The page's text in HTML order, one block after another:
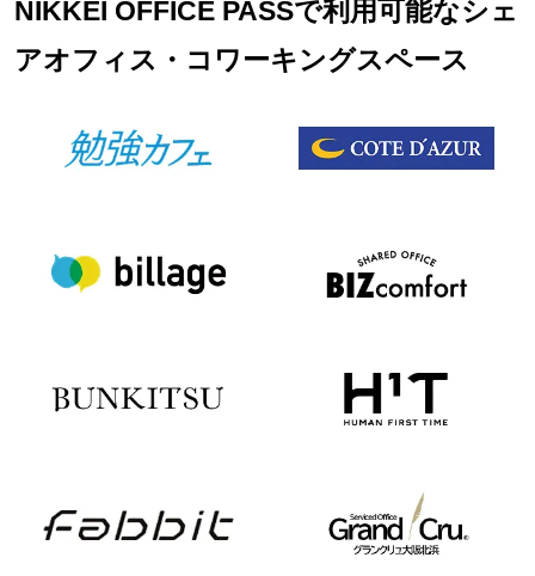
NIKKEI OFFICE PASSで利用可能なシェ
アオフィス・コワーキングスペース